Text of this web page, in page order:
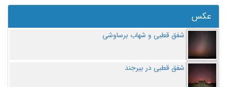
عکس
شفق قطبی و شهاب برساوشی
شفق قطبی در بیرجند